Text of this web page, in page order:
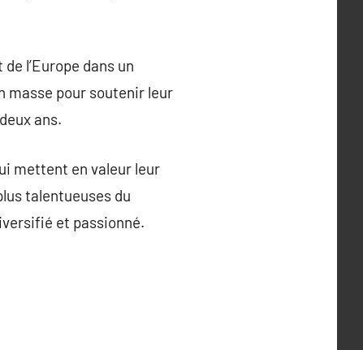
l’Europe dans un
masse pour soutenir leur
ans.
mettent en valeur leur
talentueuses du
et passionné.